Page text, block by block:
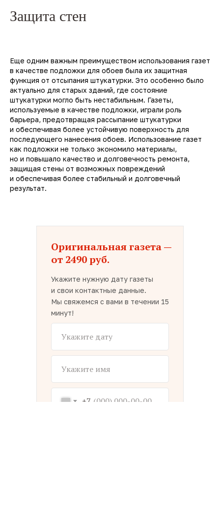
Защита стен
Еще одним важным преимуществом использования газет
в качестве подложки для обоев была их защитная
функция от отсыпания штукатурки. Это особенно было
актуально для старых зданий, где состояние
штукатурки могло быть нестабильным. Газеты,
используемые в качестве подложки, играли роль
барьера, предотвращая рассыпание штукатурки
и обеспечивая более устойчивую поверхность для
последующего нанесения обоев. Использование газет
как подложки не только экономило материалы,
но и повышало качество и долговечность ремонта,
защищая стены от возможных повреждений
и обеспечивая более стабильный и долговечный
результат.
Оригинальная газета —
от 2490 руб.
Укажите нужную дату газеты
и свои контактные данные.
Мы свяжемся с вами в течении 15
минут!
+7